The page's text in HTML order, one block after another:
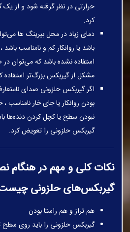
حرارتی در نظر گرفته شود و از
کرد.
دمای زیاد در محل بیرینگ ها
باشد یا روانکار کم و نامناسب باشد
استفاده نشده باشد که می‌توان
مشکل از گیربکس بزرگ‌تر استفاده
اگر گیربکس حلزونی صدای
بودن روانکار یا جای خار نامناسب ،
نبودن سطح یا کچل کردن دنده‌ها
گیربکس حلزونی را تعویض کرد.
نکات کلی و مهم در هنگام
گیربکس‌های حلزونی
هم تراز و هم راستا بودن
گیربکس حلزونی را باید روی سطح